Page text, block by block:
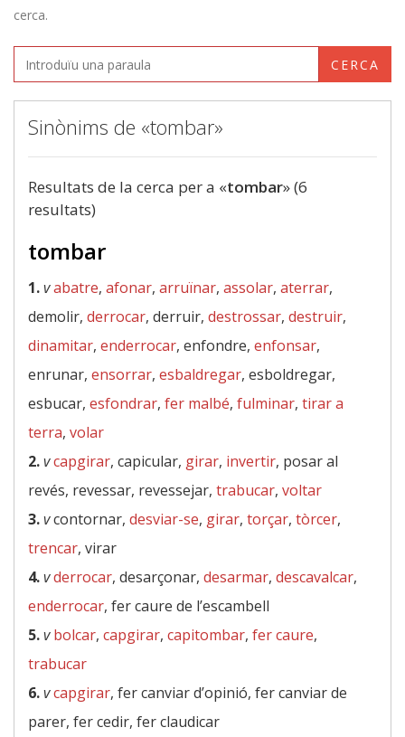
cerca.
CERCA
Sinònims de «tombar»
Resultats de la cerca per a «tombar» (6
resultats)
tombar
1.vabatre, afonar, arruïnar, assolar, aterrar,
demolir, derrocar, derruir, destrossar, destruir,
dinamitar, enderrocar, enfondre, enfonsar,
enrunar, ensorrar, esbaldregar, esboldregar,
esbucar, esfondrar, fer malbé, fulminar, tirar a
terra, volar
2.vcapgirar, capicular, girar, invertir, posar al
revés, revessar, revessejar, trabucar, voltar
3.vcontornar, desviar-se, girar, torçar, tòrcer,
trencar, virar
4.vderrocar, desarçonar, desarmar, descavalcar,
enderrocar, fer caure de l’escambell
5.v bolcar, capgirar, capitombar, fer caure,
trabucar
6.vcapgirar, fer canviar d’opinió, fer canviar de
parer, fer cedir, fer claudicar